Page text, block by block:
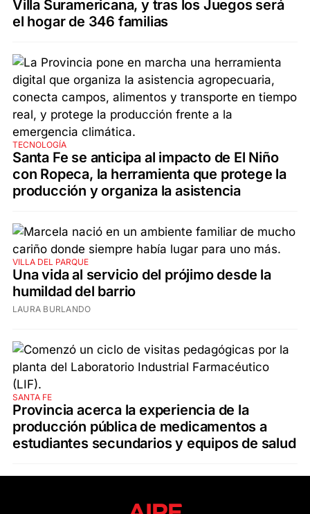
Villa Suramericana, y tras los Juegos será
el hogar de 346 familias
TECNOLOGÍA
Santa Fe se anticipa al impacto de El Niño
con Ropeca, la herramienta que protege la
producción y organiza la asistencia
VILLA DEL PARQUE
Una vida al servicio del prójimo desde la
humildad del barrio
LAURA BURLANDO
SANTA FE
Provincia acerca la experiencia de la
producción pública de medicamentos a
estudiantes secundarios y equipos de salud